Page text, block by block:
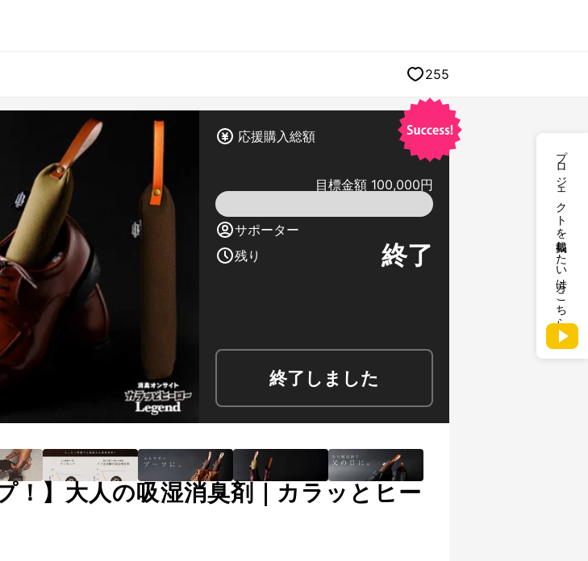
プロジェクトを掲載したい方はこちら
255
応援購入総額
目標金額 100,000円
サポーター
残り
終了
終了しました
！】大人の吸湿消臭剤｜カラッとヒー